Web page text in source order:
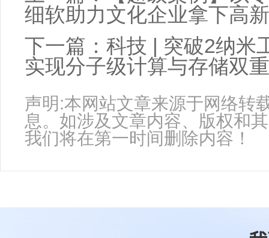
细软助力文化企业拿下高
下一篇： 科技 | 突破2纳米
实现分子级计算与存储双
声明:本网站文章来源于网络转
息。如涉及文章内容、版权和
我们将在第一时间删除内容！